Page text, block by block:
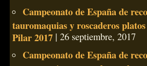
Campeonato de España de
tauromaquias y roscaderos
Pilar 2017| 26 septiembre, 2017
Campeonato de España de